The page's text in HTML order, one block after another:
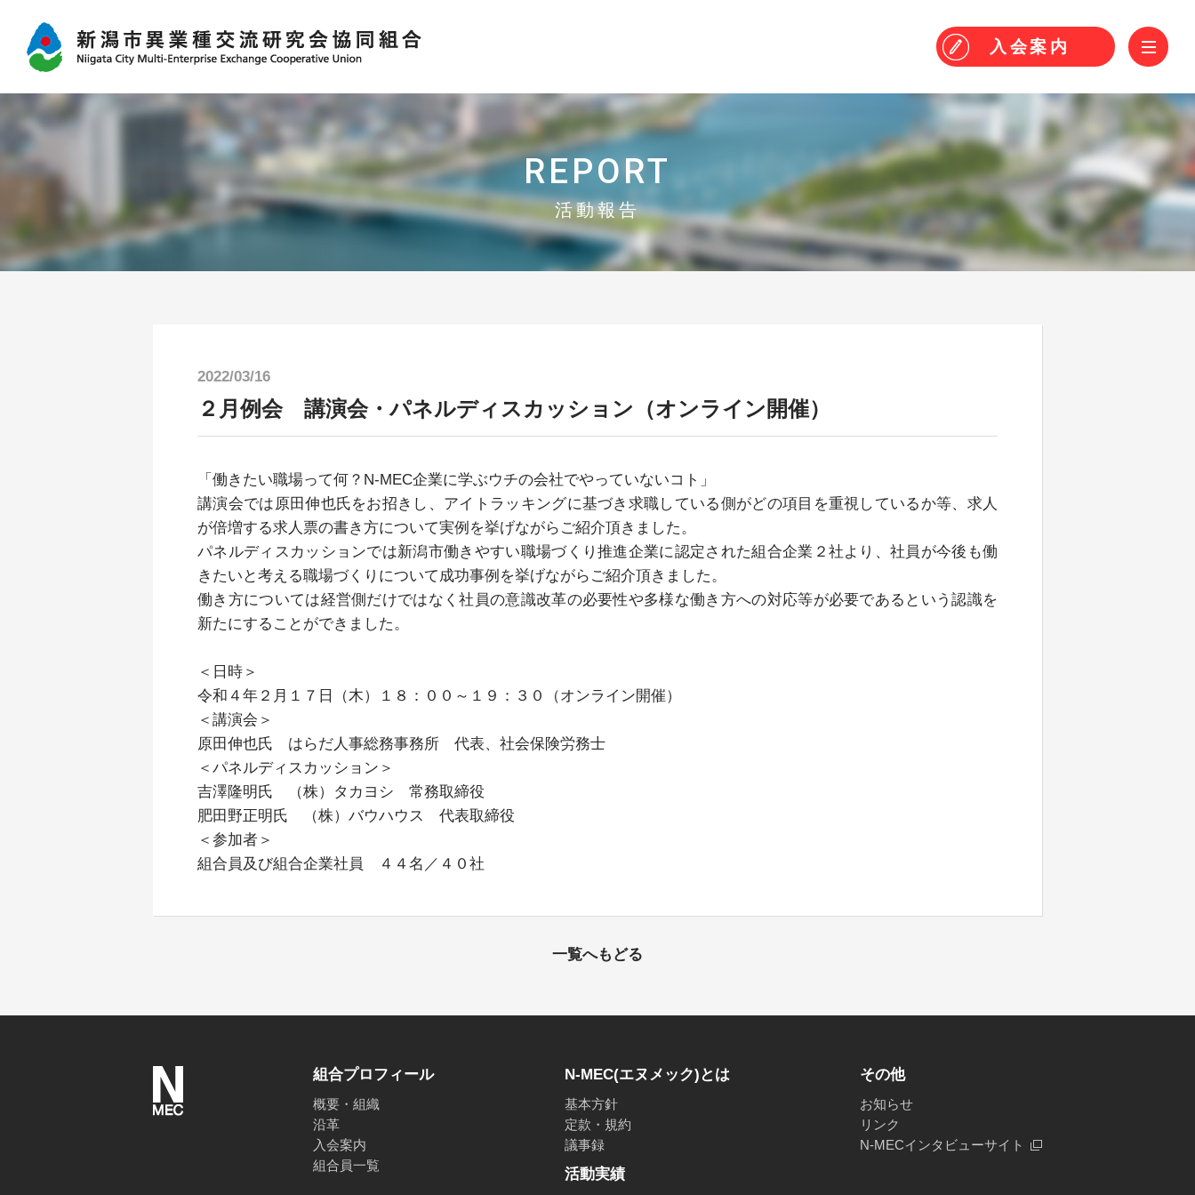
入会案内
REPORT
活動報告
2022/03/16
２月例会 講演会・パネルディスカッション（オンライン開催）
「働きたい職場って何？N-MEC企業に学ぶウチの会社でやっていないコト」
講演会では原田伸也氏をお招きし、アイトラッキングに基づき求職している側がどの項目を重視しているか等、求人
が倍増する求人票の書き方について実例を挙げながらご紹介頂きました。
パネルディスカッションでは新潟市働きやすい職場づくり推進企業に認定された組合企業２社より、社員が今後も働
きたいと考える職場づくりについて成功事例を挙げながらご紹介頂きました。
働き方については経営側だけではなく社員の意識改革の必要性や多様な働き方への対応等が必要であるという認識を
新たにすることができました。
＜日時＞
令和４年２月１７日（木）１８：００～１９：３０（オンライン開催）
＜講演会＞
原田伸也氏 はらだ人事総務事務所 代表、社会保険労務士
＜パネルディスカッション＞
吉澤隆明氏 （株）タカヨシ 常務取締役
肥田野正明氏 （株）バウハウス 代表取締役
＜参加者＞
組合員及び組合企業社員 ４４名／４０社
一覧へもどる
組合プロフィール
概要・組織
沿革
入会案内
組合員一覧
N-MEC(エヌメック)とは
基本方針
定款・規約
議事録
活動実績
その他
お知らせ
リンク
N-MECインタビューサイト